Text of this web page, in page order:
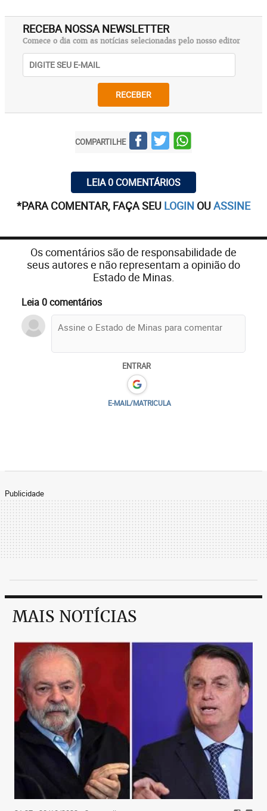
RECEBA NOSSA NEWSLETTER
Comece o dia com as notícias selecionadas pelo nosso editor
RECEBER
COMPARTILHE
LEIA 0 COMENTÁRIOS
*PARA COMENTAR, FAÇA SEU LOGIN OUASSINE
Os comentários são de responsabilidade de
seus autores e não representam a opinião do
Estado de Minas.
Leia 0 comentários
ENTRAR
E-MAIL/MATRICULA
Publicidade
MAIS NOTÍCIAS